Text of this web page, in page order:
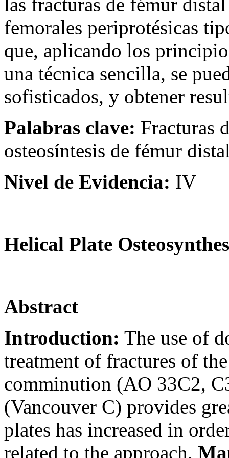
femorales periprotésicas
que, aplicando los
una técnica sencilla, se
sofisticados, y obtener
Palabras clave: Fracturas
osteosíntesis de fémur
Nivel de Evidencia: IV
Helical Plate
Abstract
Introduction: The use of
treatment of fractures of
comminution (AO 33C2,
(Vancouver C) provides
plates has increased in
related to the approach.